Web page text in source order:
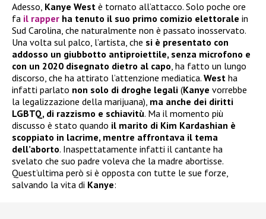
Adesso, Kanye West è tornato all’attacco. Solo poche ore
fa il rapper ha tenuto il suo primo comizio elettorale in
Sud Carolina, che naturalmente non è passato inosservato.
Una volta sul palco, l’artista, che si è presentato con
addosso un giubbotto antiproiettile, senza microfono e
con un 2020 disegnato dietro al capo, ha fatto un lungo
discorso, che ha attirato l’attenzione mediatica. West ha
infatti parlato non solo di droghe legali (Kanye vorrebbe
la legalizzazione della marijuana), ma anche dei diritti
LGBTQ, di razzismo e schiavitù. Ma il momento più
discusso è stato quando il marito di Kim Kardashian è
scoppiato in lacrime, mentre affrontava il tema
dell’aborto. Inaspettatamente infatti il cantante ha
svelato che suo padre voleva che la madre abortisse.
Quest’ultima però si è opposta con tutte le sue forze,
salvando la vita di Kanye: